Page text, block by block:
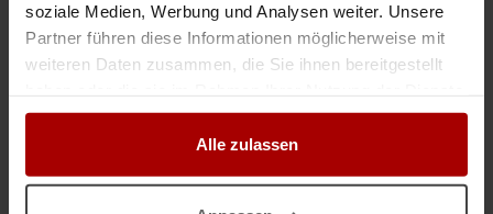
soziale Medien, Werbung und Analysen weiter. Unsere
Partner führen diese Informationen möglicherweise mit
weiteren Daten zusammen, die Sie ihnen bereitgestellt
gesammelt haben.
Alle zulassen
Call Center gesucht Hausnotruf-Systeme
Auftragswert: VHB EUR